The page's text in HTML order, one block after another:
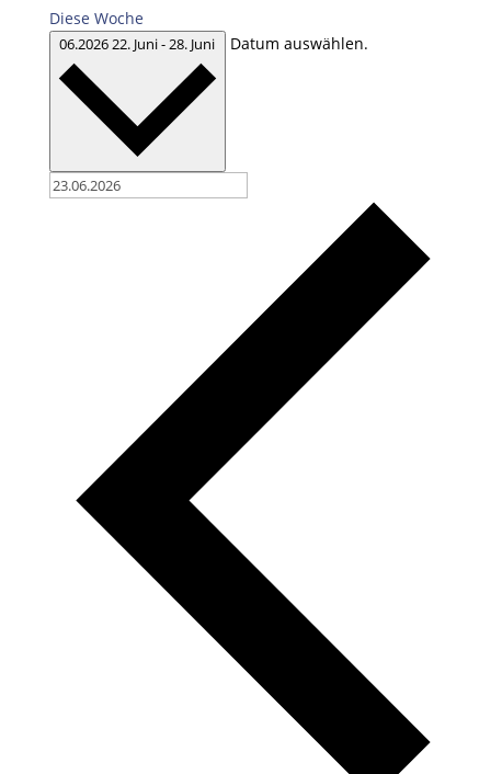
Diese Woche
06.202622. Juni-28. Juni Datum auswählen.